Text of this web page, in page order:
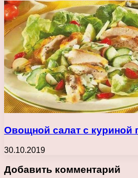
Овощной салат с куриной
30.10.2019
Добавить комментарий